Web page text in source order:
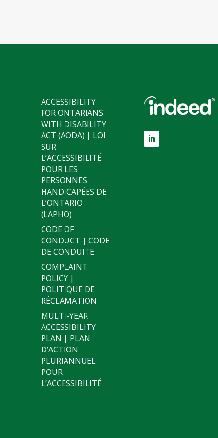
ACCESSIBILITY
FOR ONTARIANS
WITH DISABILITY
ACT (AODA) | LOI
SUR
L’ACCESSIBILITÉ
POUR LES
PERSONNES
HANDICAPÉES DE
L’ONTARIO
(LAPHO)
CODE OF
CONDUCT | CODE
DE CONDUITE
COMPLAINT
POLICY |
POLITIQUE DE
RÉCLAMATION
MULTI-YEAR
ACCESSIBILITY
PLAN | PLAN
D’ACTION
PLURIANNUEL
POUR
L’ACCESSIBILITÉ